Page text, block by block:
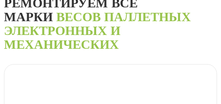
РЕМОНТИРУЕМ ВСЕ
МАРКИ ВЕСОВ ПАЛЛЕТНЫХ
ЭЛЕКТРОННЫХ И
МЕХАНИЧЕСКИХ